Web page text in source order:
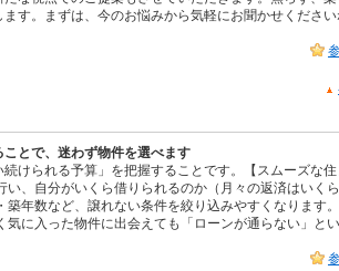
ます。まずは、今のお悩みから気軽にお聞かせくだ
とで、迷わず物件を選べます
けられる予算」を把握することです。【スムーズな
、自分がいくら借りられるのか（月々の返済はいく
年数など、譲れない条件を絞り込みやすくなります
に入った物件に出会えても「ローンが通らない」と